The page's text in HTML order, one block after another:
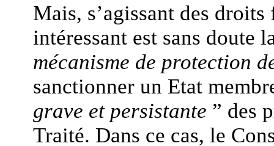
Mais, s’agissant des
intéressant est sans doute
mécanisme de protection
sanctionner un Etat
grave et persistante ” des
Traité. Dans ce cas, le